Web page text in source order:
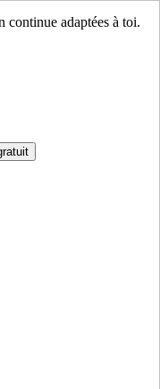
continue adaptées à toi.